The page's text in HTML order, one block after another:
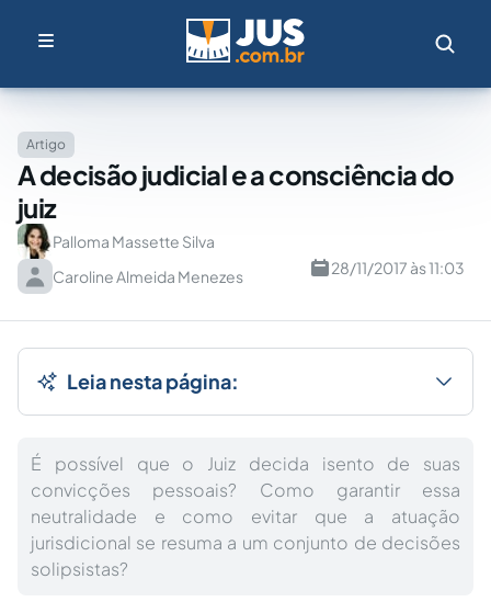
Artigo
A decisão judicial e a consciência do
juiz
Palloma Massette Silva
Caroline Almeida Menezes
28/11/2017 às 11:03
Leia nesta página:
É possível que o Juiz decida isento de suas
convicções pessoais? Como garantir essa
neutralidade e como evitar que a atuação
jurisdicional se resuma a um conjunto de decisões
solipsistas?